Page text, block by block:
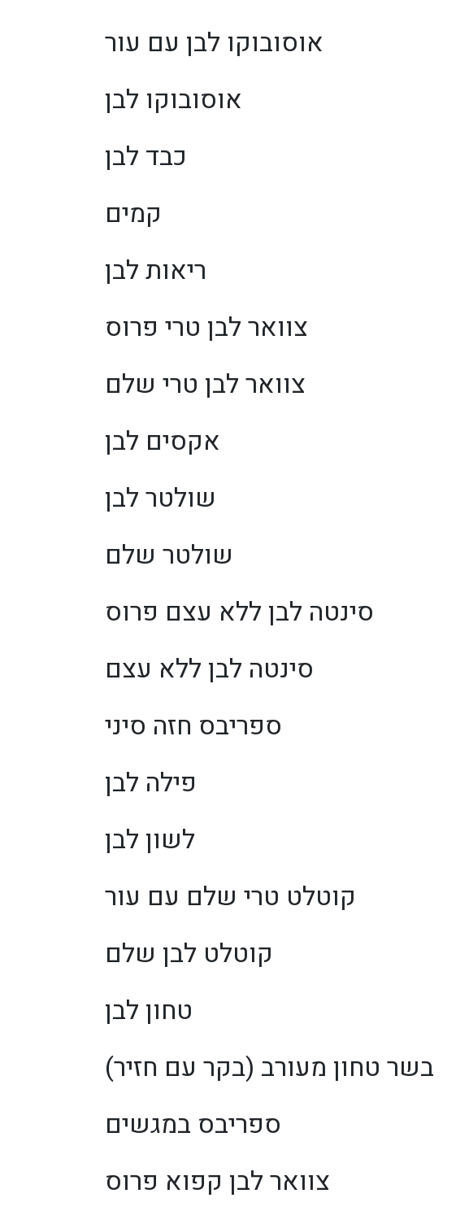
אוסובוקו לבן עם עור
אוסובוקו לבן
כבד לבן
קמים
ריאות לבן
צוואר לבן טרי פרוס
צוואר לבן טרי שלם
אקסים לבן
שולטר לבן
שולטר שלם
סינטה לבן ללא עצם פרוס
סינטה לבן ללא עצם
ספריבס חזה סיני
פילה לבן
לשון לבן
קוטלט טרי שלם עם עור
קוטלט לבן שלם
טחון לבן
בשר טחון מעורב (בקר עם חזיר)
ספריבס במגשים
צוואר לבן קפוא פרוס